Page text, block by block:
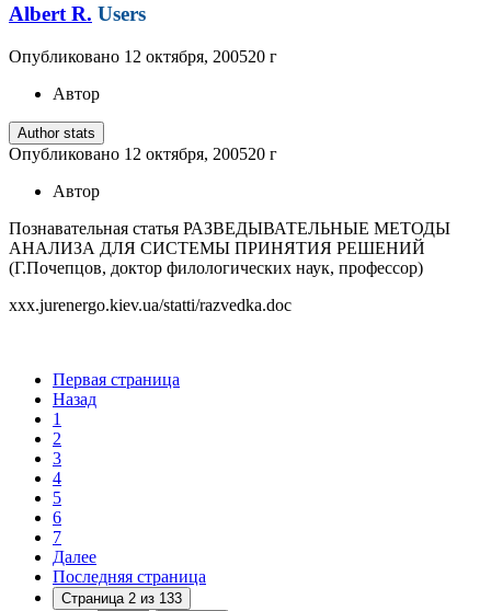
Albert R. Users
Опубликовано 12 октября, 200520 г
Автор
Author stats
Опубликовано 12 октября, 200520 г
Автор
Познавательная статья РАЗВЕДЫВАТЕЛЬНЫЕ МЕТОДЫ
АНАЛИЗА ДЛЯ СИСТЕМЫ ПРИНЯТИЯ РЕШЕНИЙ
(Г.Почепцов, доктор филологических наук, профессор)
xxx.jurenergo.kiev.ua/statti/razvedka.doc
Первая страница
Назад
1
2
3
4
5
6
7
Далее
Последняя страница
Страница 2 из 133